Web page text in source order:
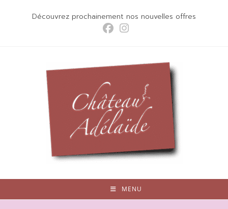
Découvrez prochainement nos nouvelles offres
MENU